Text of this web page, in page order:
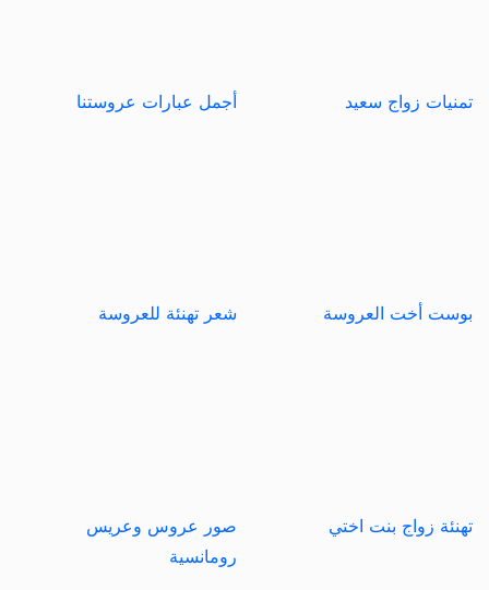
تمنيات زواج سعيد أجمل عبارات عروستنا
بوست أخت العروسة شعر تهنئة للعروسة
تهنئة زواج بنت اختي
صور عروس وعريس
رومانسية